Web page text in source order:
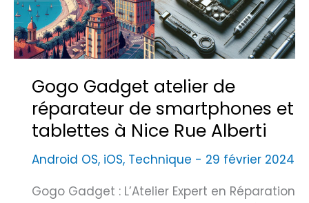
l
e
t
e
s
à
M
a
e
t
P
o
t
é
e
z
Gogo Gadget atelier de
réparateur de smartphones et
tablettes à Nice Rue Alberti
Android OS, iOS, Technique - 29 février 2024
Gogo Gadget : L’Atelier Expert en Réparation